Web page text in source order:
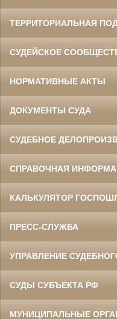
ТЕРРИТОРИАЛЬНАЯ
СУДЕЙСКОЕ
НОРМАТИВНЫЕ АКТЫ
ДОКУМЕНТЫ СУДА
СУДЕБНОЕ
СПРАВОЧНАЯ
КАЛЬКУЛЯТОР
ПРЕСС-СЛУЖБА
УПРАВЛЕНИЕ
СУДЫ СУБЪЕКТА РФ
МУНИЦИПАЛЬНЫЕ